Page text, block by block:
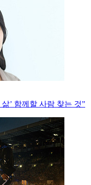
’ 함께할 사람 찾는 것”